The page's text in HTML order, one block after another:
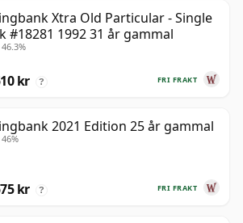
Xtra Old Particular - Single
#18281 1992 31 år gammal
FRI FRAKT
kr ?
2021 Edition 25 år gammal
FRI FRAKT
kr ?